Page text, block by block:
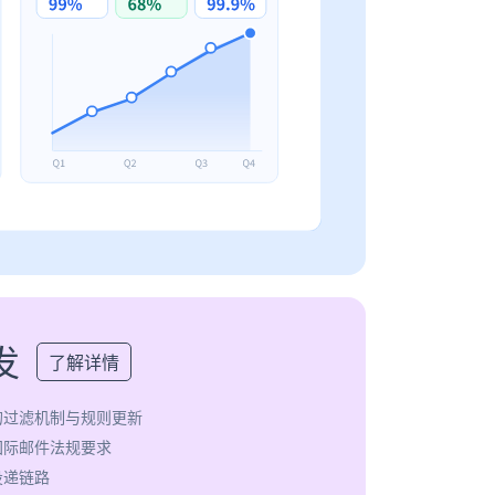
了解详情
滤机制与规则更新
邮件法规要求
链路